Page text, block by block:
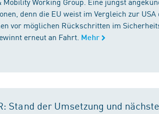
denn die EU weist im Vergleich zur
vor möglichen Rückschritten im
erneut an Fahrt. Mehr
Stand der Umsetzung und